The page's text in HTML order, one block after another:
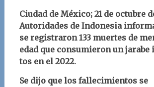
Ciudad de México; 21 de octubre
Autoridades de Indonesia
se registraron 133 muertes de
edad que consumieron un jarabe
tos en el 2022.
Se dijo que los fallecimientos se